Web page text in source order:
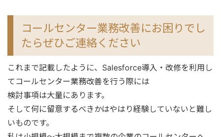
コールセンター業務改善にお困りでし
たらぜひご連絡ください
これまで記載したように、Salesforce導入・改修を利用し
てコールセンター業務改善を行う際には
検討事項は大量にあります。
そして何に留意するべきかはやはり経験していないと難し
いものです。